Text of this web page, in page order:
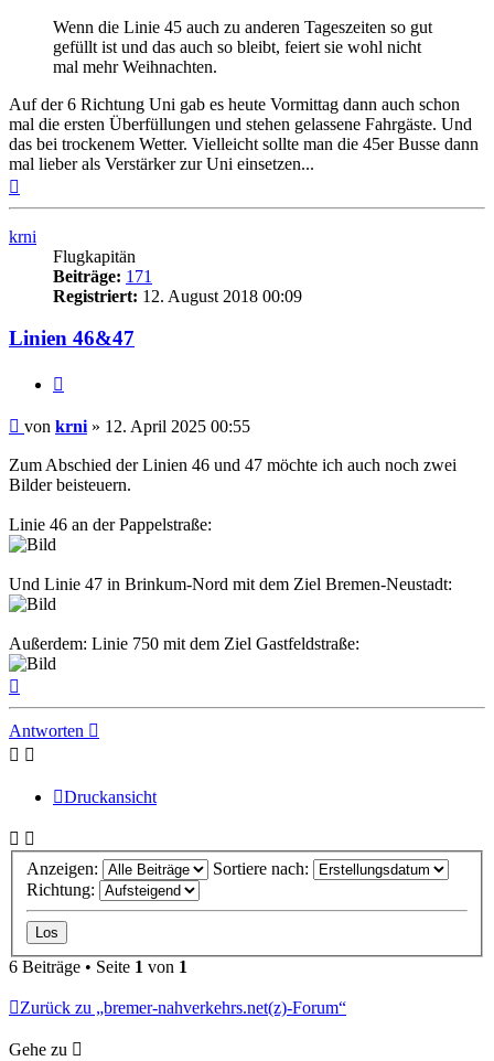
Wenn die Linie 45 auch zu anderen Tageszeiten so gut
gefüllt ist und das auch so bleibt, feiert sie wohl nicht
mal mehr Weihnachten.
Auf der 6 Richtung Uni gab es heute Vormittag dann auch schon
mal die ersten Überfüllungen und stehen gelassene Fahrgäste. Und
das bei trockenem Wetter. Vielleicht sollte man die 45er Busse dann
mal lieber als Verstärker zur Uni einsetzen...
krni
Flugkapitän
Beiträge: 171
Registriert: 12. August 2018 00:09
Linien 46&47
Ungelesener
von krni » 12. April 2025 00:55
Zum Abschied der Linien 46 und 47 möchte ich auch noch zwei
Bilder beisteuern.
Linie 46 an der Pappelstraße:
Und Linie 47 in Brinkum-Nord mit dem Ziel Bremen-Neustadt:
Außerdem: Linie 750 mit dem Ziel Gastfeldstraße:
Antworten
Druckansicht
Anzeigen:
Sortiere nach:
Richtung:
6 Beiträge • Seite 1 von 1
Zurück zu „bremer-nahverkehrs.net(z)-Forum“
Gehe zu